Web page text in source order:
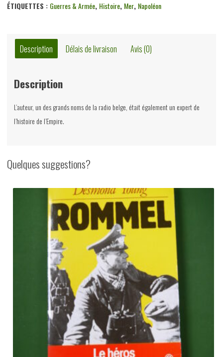
ÉTIQUETTES : Guerres & Armée, Histoire, Mer, Napoléon
Description Délais de livraison Avis (0)
Description
L’auteur, un des grands noms de la radio belge, était également un expert de
l’histoire de l’Empire.
Quelques suggestions?